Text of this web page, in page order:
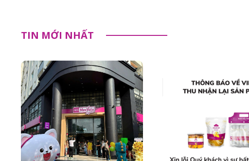
TIN MỚI NHẤT